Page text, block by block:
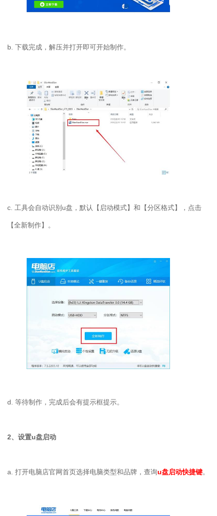
b. 下载完成，解压并打开即可开始制作。
c. 工具会自动识别u盘，默认【启动模式】和【分区格式】，点击
【全新制作】。
d. 等待制作，完成后会有提示框提示。
2、设置u盘启动
a. 打开电脑店官网首页选择电脑类型和品牌，查询u盘启动快捷键。